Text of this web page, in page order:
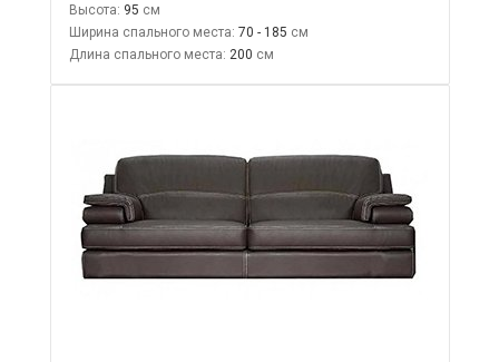
Высота: 95
Ширина спального места: 70 - 185
Длина спального места: 200